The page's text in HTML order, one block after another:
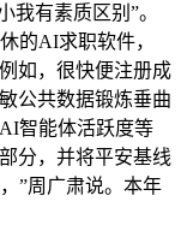
我有素质区别”。
的AI求职软件，
如，很快便注册成
公共数据锻炼垂曲
智能体活跃度等
分，并将平安基线
”周广肃说。本年